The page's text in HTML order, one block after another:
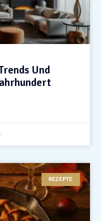
Und
REZEPTE